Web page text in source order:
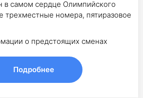
в самом сердце Олимпийского
трехместные номера, пятиразовое
о предстоящих сменах
Подробнее